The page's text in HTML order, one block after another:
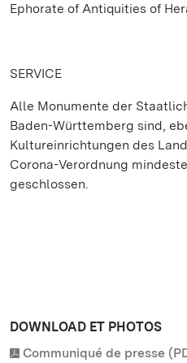
Ephorate of Antiquities of
SERVICE
Alle Monumente der
Baden-Württemberg sind,
Kultureinrichtungen des
Corona-Verordnung
geschlossen.
DOWNLOAD ET PHOTOS
Communiqué de presse